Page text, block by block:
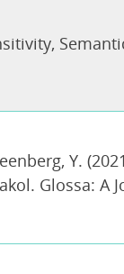
,
Y.
Glossa: A